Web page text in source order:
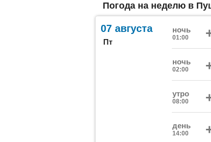
Погода на неделю в
07 августа
Пт
ночь
01:00
ночь
02:00
утро
08:00
день
14:00